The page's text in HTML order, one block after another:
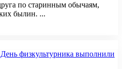
по старинным обычаям,
былин. ...